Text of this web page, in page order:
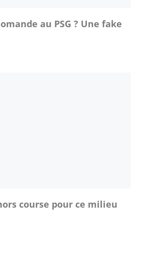
au PSG ? Une fake
course pour ce milieu